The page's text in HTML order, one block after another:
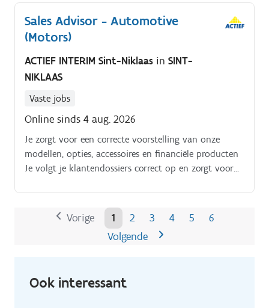
Sales Advisor - Automotive
(Motors)
ACTIEF INTERIM Sint-Niklaas in SINT-
NIKLAAS
Vaste jobs
Online sinds 4 aug. 2026
Je zorgt voor een correcte voorstelling van onze
modellen, opties, accessoires en financiële producten
Je volgt je klantendossiers correct op en zorgt voor
nieuwe klanten. Jouw uitstekende netwerk skills
komen daarbij goed van pas!.
Vorige 1 2 3 4 5
6
Volgende
Ook interessant